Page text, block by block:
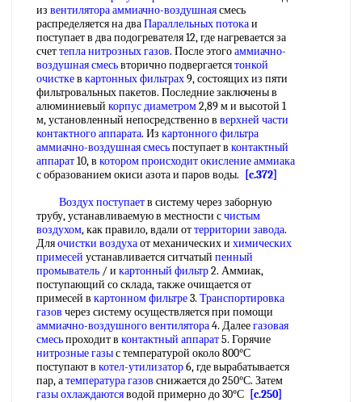
из вентилятора аммиачно-воздушнаясмесь
распределяется на дваПараллельных потокаи
поступает в два подогревателя 12, где нагревается за
счеттепла нитрозных газов. После этогоаммиачно-
воздушная смесьвторично подвергаетсятонкой
очисткев картонных фильтрах9, состоящих из пяти
фильтровальных пакетов. Последние заключены в
алюминиевый корпус диаметром2,89 м и высотой 1
м, установленный непосредственно в верхней части
контактного аппарата. Из картонного фильтра
аммиачно-воздушная смесьпоступает в контактный
аппарат10, в котором происходитокисление аммиака
с образованием окиси азота и паров воды.
[c.372]
Воздух поступаетв систему через заборную
трубу, устанавливаемую в местности счистым
воздухом, как правило, вдали оттерритории завода.
Дляочистки воздухаот механических и химических
примесей устанавливается ситчатый пенный
промыватель / и картонный фильтр2. Аммиак,
поступающий со склада, также очищается от
примесей в картонном фильтре3. Транспортировка
газов через систему осуществляется при помощи
аммиачно-воздушного вентилятора4. Далеегазовая
смесьпроходит в контактный аппарат5. Горячие
нитрозные газыс температурой около 800°С
поступают в котел-утилизатор6, где вырабатывается
пар, атемпература газов снижается до 250°С. Затем
газы охлаждаютсяводой примерно до 30°С [c.250]